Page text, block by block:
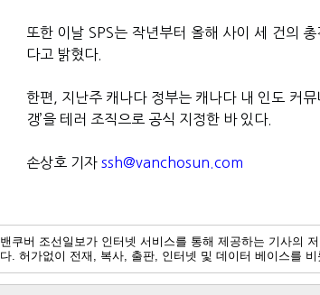
또한 이날 SPS는 작년부터 올해 사이 세 건의 총
다고 밝혔다.
한편 지난주 캐나다 정부는 캐나다 내 인도 커
갱’을 테러 조직으로 공식 지정한 바 있다.
손상호 기자 ssh@vanchosun.com
밴쿠버 조선일보가 인터넷 서비스를 통해 제공하는 기사의
다. 허가없이 전재, 복사, 출판, 인터넷 및 데이터 베이스를